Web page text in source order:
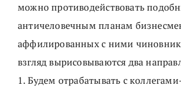
можно противодействовать
античеловечным планам
аффилированных с ними
взгляд вырисовываются два
1. Будем отрабатывать с